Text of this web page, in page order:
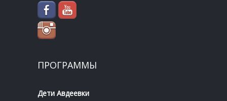
ПРОГРАММЫ
Дети Авдеевки